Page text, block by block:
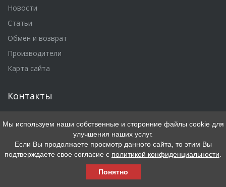
Новости
Статьи
Обмен и возврат
Производители
Карта сайта
Контакты
г. Москва, ул. 5-я Кабельная, д. 2, стр. 1, ТЦ СпортEX, 1 этаж
(бесплатная парковка)
Мы используем наши собственные и сторонние файлы cookie для
улучшения наших услуг.
Если Вы продолжаете просмотр данного сайта, то этим Вы
подтверждаете свое согласие с политикой конфиденциальности
Понятно